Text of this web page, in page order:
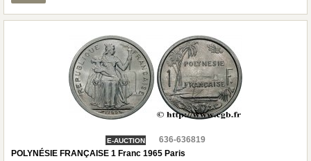
E-AUCTION
636-636819
POLYNÉSIE FRANÇAISE 1 Franc 1965 Paris